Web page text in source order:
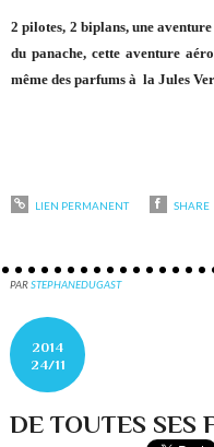
2 pilotes, 2 biplans, une
du panache, cette aventure
même des parfums à la Jules
LIEN PERMANENT SHARE
PARSTEPHANEDUGAST
2014
24/11
DE TOUTES SES